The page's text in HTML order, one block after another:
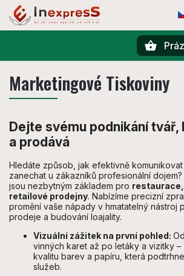
Marketingové Tiskoviny
Dejte svému podnikání tvář,
a prodává
Hledáte způsob, jak efektivně
zanechat u zákazníků profesionální
jsou nezbytným základem pro
retailové prodejny. Nabízíme precizní
promění vaše nápady v hmatatelný nástroj
prodeje a budování loajality.
Vizuální zážitek na první pohled:
vinných karet až po letáky a vizitky –
kvalitu barev a papíru, která
služeb.